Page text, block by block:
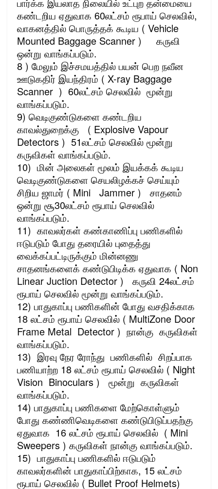
கண்டறிய ஏதுவாக 60லட்சம் ரூபாய் செலவில்,
வாகனத்தில் பொருத்தக் கூடிய ( Vehicle
Mounted Baggage Scanner ) கருவி
ஒன்று வாங்கப்படும்.
8 ) மேலும் இச்சமயத்தில் பயன் பெற நவீன
ஊடுகதிர் இயந்திரம் ( X-ray Baggage
Scanner ) 60லட்சம் செலவில் மூன்று
வாங்கப்படும்.
9) வெடிகுண்டுகளை கண்டறிய
காவல்துறைக்கு ( Explosive Vapour
Detectors ) 51லட்சம் செலவில் மூன்று
கருவிகள் வாங்கப்படும்.
10) மின் அலைகள் மூலம் இயக்கக் கூடிய
வெடிகுண்டுகளை செயலிழக்கச் செய்யும்
சிறிய ஜாமர் ( Mini Jammer ) சாதனம்
ஒன்று சூ30லட்சம் ரூபாய் செலவில்
வாங்கப்படும்.
11) காவலர்கள் கண்காணிப்பு பணிகளில்
ஈடுபடும் போது தரையில் புதைத்து
வைக்கப்பட்டிருக்கும் மின்னணு
சாதனங்களைக் கண்டுபிடிக்க ஏதுவாக ( Non
Linear Juction Detector ) கருவி 24லட்சம்
ரூபாய் செலவில் மூன்று வாங்கப்படும்.
12) பாதுகாப்பு பணிகளின் போது வசதிக்காக
18 லட்சம் ரூபாய் செலவில் ( MultiZone Door
Frame Metal Detector ) நான்கு கருவிகள்
வாங்கப்படும்.
13) இரவு நேர ரோந்து பணிகளில் சிறப்பாக
பணியாற்ற 18 லட்சம் ரூபாய் செலவில் ( Night
Vision Binoculars ) மூன்று கருவிகள்
வாங்கப்படும்.
14) பாதுகாப்பு பணிகளை மேற்கொள்ளும்
போது கண்ணிவெடிகளை கண்டுபிடுப்பதற்கு
ஏதுவாக 16 லட்சம் ரூபாய் செலவில் ( Mini
Sweepers ) கருவிகள் நான்கு வாங்கப்படும்.
15) பாதுகாப்பு பணிகளில் ஈடுபடும்
காவலர்களின் பாதுகாப்பிற்காக, 15 லட்சம்
ரூபாய் செலவில் ( Bullet Proof Helmets)